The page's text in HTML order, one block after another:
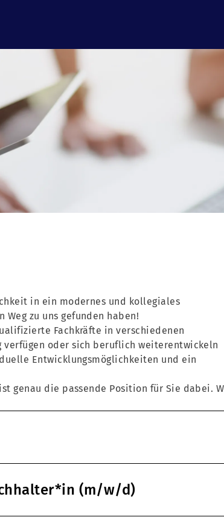
in ein modernes und kollegiales
zu uns gefunden haben!
Fachkräfte in verschiedenen
verfügen oder sich beruflich weiterentwickeln
Entwicklungsmöglichkeiten und ein
genau die passende Position für Sie dabei.
(m/w/d)